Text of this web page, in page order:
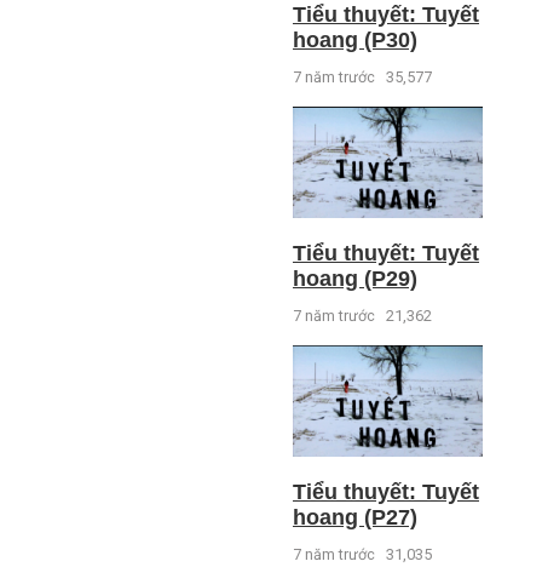
Tiểu thuyết: Tuyết
hoang (P30)
7 năm trước 35,577
Tiểu thuyết: Tuyết
hoang (P29)
7 năm trước 21,362
Tiểu thuyết: Tuyết
hoang (P27)
7 năm trước 31,035